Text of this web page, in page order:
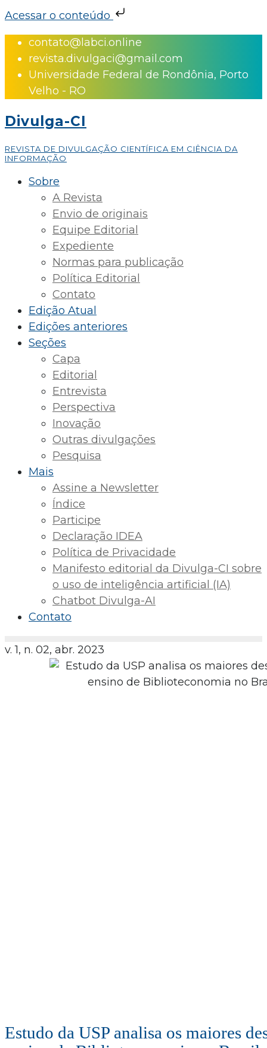
Acessar o conteúdo
Skip
content
contato@labci.online
revista.divulgaci@gmail.com
Universidade Federal de Rondônia, Porto
Velho - RO
Divulga-CI
REVISTA DE DIVULGAÇÃO CIENTÍFICA EM CIÊNCIA DA
INFORMAÇÃO
Sobre
A Revista
Envio de originais
Equipe Editorial
Expediente
Normas para publicação
Política Editorial
Contato
Edição Atual
Edições anteriores
Seções
Capa
Editorial
Entrevista
Perspectiva
Inovação
Outras divulgações
Pesquisa
Mais
Assine a Newsletter
Índice
Participe
Declaração IDEA
Política de Privacidade
Manifesto editorial da Divulga-CI sobre
o uso de inteligência artificial (IA)
Chatbot Divulga-AI
Contato
v. 1, n. 02, abr. 2023
Estudo da USP analisa os maiores